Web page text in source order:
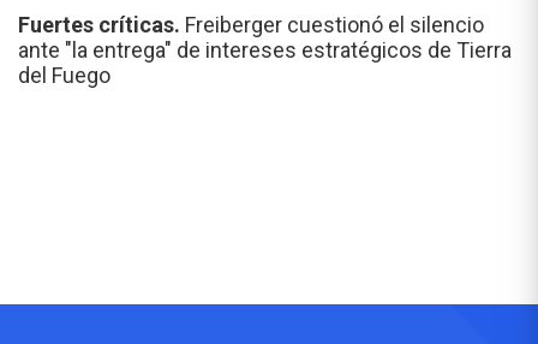
Fuertes críticas. Freiberger cuestionó el silencio
ante "la entrega" de intereses estratégicos de Tierra
del Fuego